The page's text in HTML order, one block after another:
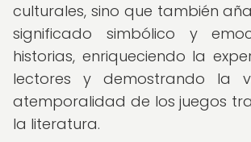
culturales, sino que también
significado simbólico y
historias, enriqueciendo la
lectores y demostrando la
atemporalidad de los juegos
la literatura.